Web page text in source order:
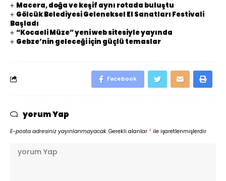
Macera, doğa ve keşif aynı rotada buluştu
Gölcük Belediyesi Geleneksel El Sanatları Festivali
Başladı
“Kocaeli Müze” yeni web sitesiyle yayında
Gebze’nin geleceği için güçlü temaslar
Facebook
yorum Yap
E-posta adresiniz yayınlanmayacak. Gerekli alanlar * ile işaretlenmişlerdir